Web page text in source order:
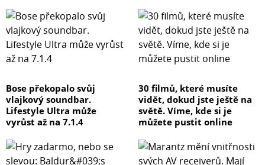
Bose překopalo svůj
vlajkový soundbar.
Lifestyle Ultra může
vyrůst až na 7.1.4
30 filmů, které musíte
vidět, dokud jste ještě na
světě. Víme, kde si je
můžete pustit online